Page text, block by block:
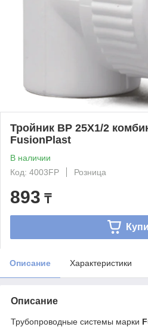
Тройник ВР 25Х1/2
FusionPlast
В наличии
Код: 4003FP
Розница
893 ₸
Описание Характеристики
Описание
Трубопроводные системы марки